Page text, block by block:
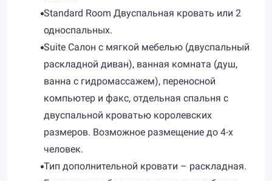
Standard Room Двуспальная кровать или 2
односпальных.
Suite Салон с мягкой мебелью (двуспальный
раскладной диван), ванная комната (душ,
ванна с гидромассажем), переносной
компьютер и факс, отдельная спальня с
двуспальной кроватью королевских
размеров. Возможное размещение до 4-х
человек.
Тип дополнительной кровати – раскладная.